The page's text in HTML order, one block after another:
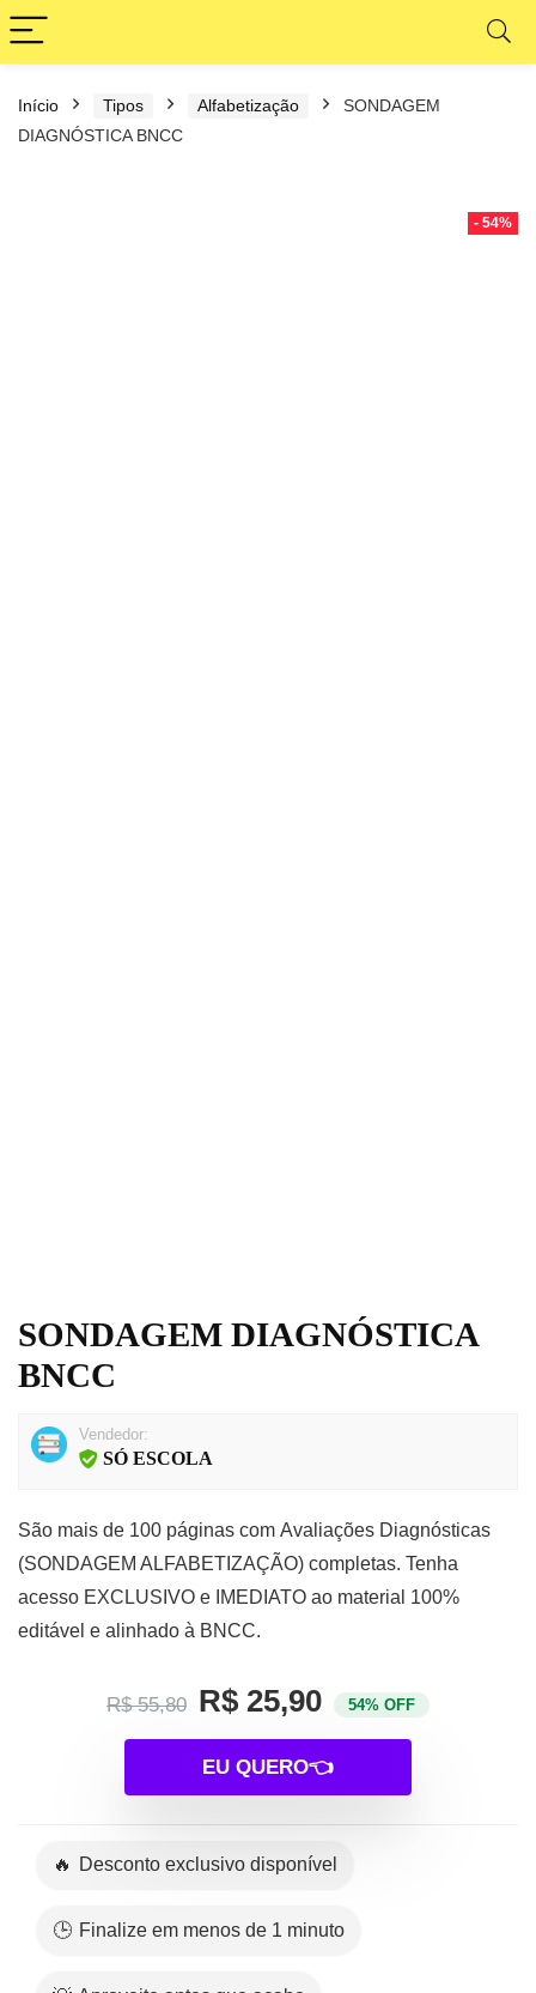
Início Tipos Alfabetização
SONDAGEM
DIAGNÓSTICA BNCC
- 54%
SONDAGEM DIAGNÓSTICA
BNCC
Vendedor:
SÓ ESCOLA
São mais de 100 páginas com Avaliações Diagnósticas
(SONDAGEM ALFABETIZAÇÃO) completas. Tenha
acesso EXCLUSIVO e IMEDIATO ao material 100%
editável e alinhado à BNCC.
R$ 55,80 R$ 25,90 54% OFF
EU QUERO👈
🔥 Desconto exclusivo disponível
🕒 Finalize em menos de 1 minuto